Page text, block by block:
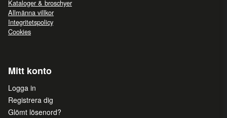
Kataloger & broschyer
Allmänna villkor
Integritetspolicy
Cookies
Mitt konto
Logga in
Registrera dig
Glömt lösenord?